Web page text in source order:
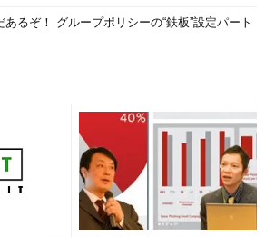
あるぞ！ グループポリシーの“鉄板”設定パート